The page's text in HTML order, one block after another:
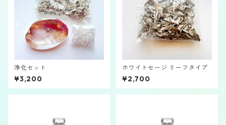
浄化セット
¥3,200
ホワイトセージ リーフタイプ
¥2,700